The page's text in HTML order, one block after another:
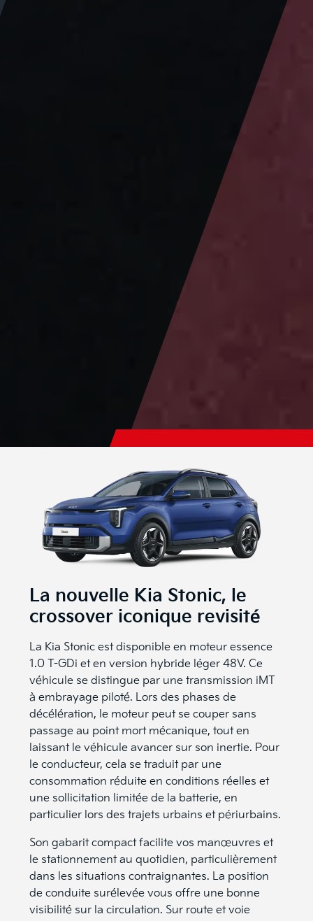
La nouvelle Kia Stonic, le
crossover iconique revisité
La Kia Stonic est disponible en moteur essence
1.0 T-GDi et en version hybride léger 48V. Ce
véhicule se distingue par une transmission iMT
à embrayage piloté. Lors des phases de
décélération, le moteur peut se couper sans
passage au point mort mécanique, tout en
laissant le véhicule avancer sur son inertie. Pour
le conducteur, cela se traduit par une
consommation réduite en conditions réelles et
une sollicitation limitée de la batterie, en
particulier lors des trajets urbains et périurbains.
Son gabarit compact facilite vos manœuvres et
le stationnement au quotidien, particulièrement
dans les situations contraignantes. La position
de conduite surélevée vous offre une bonne
visibilité sur la circulation. Sur route et voie